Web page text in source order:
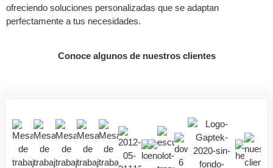
ofreciendo soluciones personalizadas que se adaptan
perfectamente a tus necesidades.
Conoce algunos de nuestros clientes